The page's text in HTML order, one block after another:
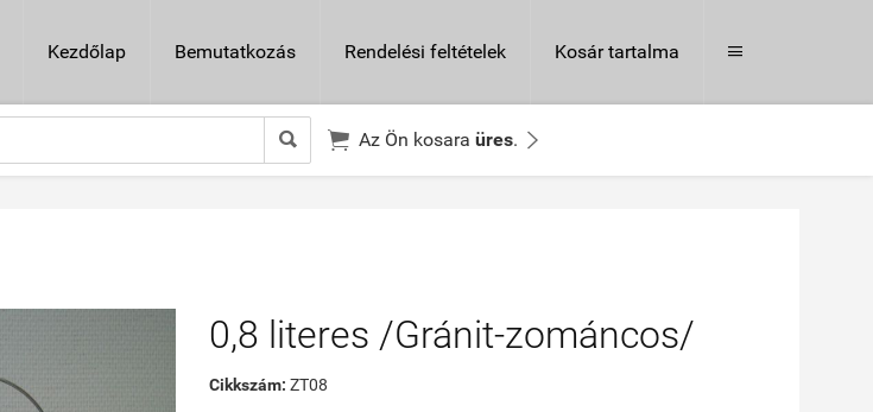
Kezdőlap Bemutatkozás Rendelési feltételek Kosár tartalma 
  Az Ön kosara üres. 
0,8 literes /Gránit-zománcos/
Cikkszám: ZT08